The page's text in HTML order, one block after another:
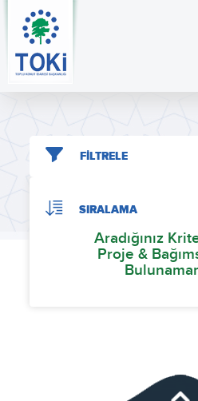
FİLTRELE
SIRALAMA
Aradığınız
Proje &